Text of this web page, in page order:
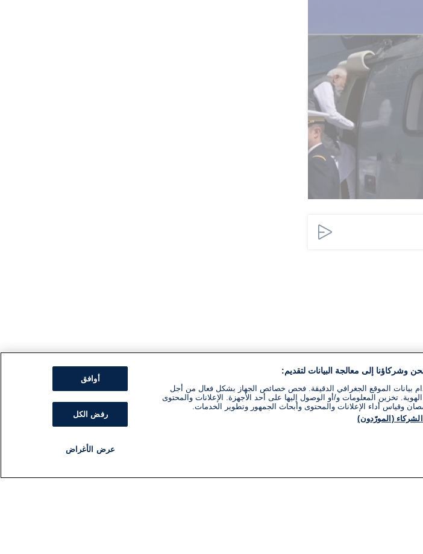
الوضع الأمني في
وشركاؤنا إلى معالجة البيانات لتقديم:
بيانات الموقع الجغرافي الدقيقة. فحص خصائص الجهاز بشكل فعال من أجل
تخزين المعلومات و/أو الوصول إليها على أحد الأجهزة. الإعلانات والمحتوى
وقياس أداء الإعلانات والمحتوى وأبحاث الجمهور وتطوير الخدمات.
(المورّدون)
أوافق
رفض الكل
عرض الأغراض